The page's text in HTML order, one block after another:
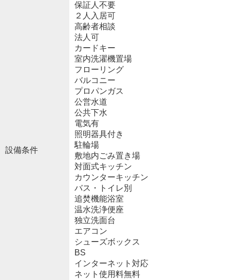
設備条件
保証人不要
２人入居可
高齢者相談
法人可
カードキー
室内洗濯機置場
フローリング
バルコニー
プロパンガス
公営水道
公共下水
電気有
照明器具付き
駐輪場
敷地内ごみ置き場
対面式キッチン
カウンターキッチン
バス・トイレ別
追焚機能浴室
温水洗浄便座
独立洗面台
エアコン
シューズボックス
BS
インターネット対応
ネット使用料無料